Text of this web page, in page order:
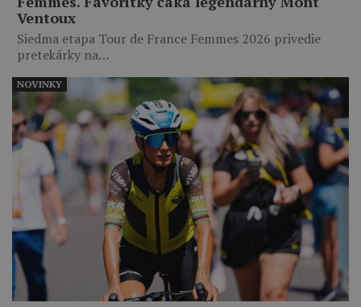
Ventoux
Siedma etapa Tour de France Femmes 2026 privedie
pretekárky na…
NOVINKY